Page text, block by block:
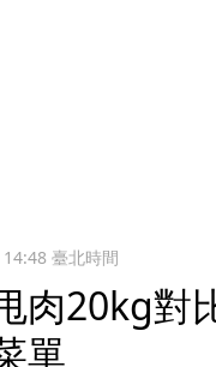
臺北時間
肉20kg
單